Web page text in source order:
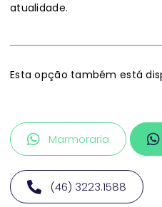
atualidade.
Esta opção também está
Marmoraria
(46) 3223.1588